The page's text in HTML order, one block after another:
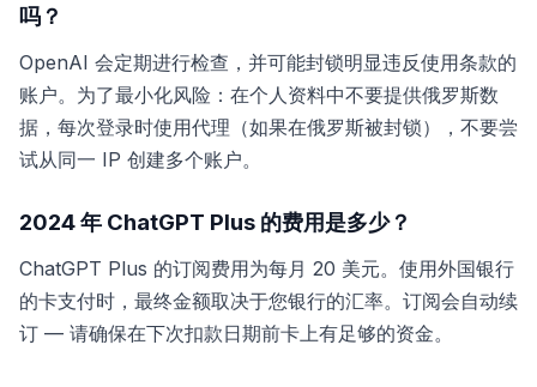
吗？
OpenAI 会定期进行检查，并可能封锁明显违反使用条款的
账户。为了最小化风险：在个人资料中不要提供俄罗斯数
据，每次登录时使用代理（如果在俄罗斯被封锁），不要尝
试从同一 IP 创建多个账户。
2024 年 ChatGPT Plus 的费用是多少？
ChatGPT Plus 的订阅费用为每月 20 美元。使用外国银行
的卡支付时，最终金额取决于您银行的汇率。订阅会自动续
订 — 请确保在下次扣款日期前卡上有足够的资金。